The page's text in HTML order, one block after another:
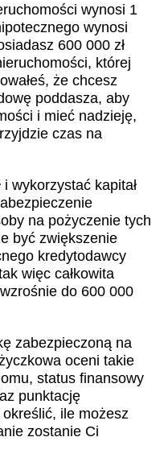
wynosi 1
wynosi
600 000 zł
której
że chcesz
poddasza, aby
i mieć nadzieję,
czas na
wykorzystać kapitał
na pożyczenie tych
być zwiększenie
kredytodawcy
więc całkowita
do 600 000
zabezpieczoną na
oceni takie
status finansowy
punktację
ile możesz
zostanie Ci